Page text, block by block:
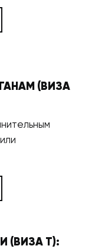
(ВИЗА
(ВИЗА T):